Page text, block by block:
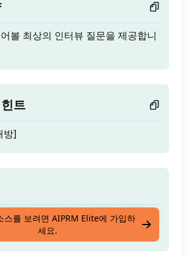
볼 최상의 인터뷰 질문을 제공합니
트
방]
어볼 최상의 인터뷰 질문을 제공합니
스를 보려면 AIPRM Elite에 가입하
세요.